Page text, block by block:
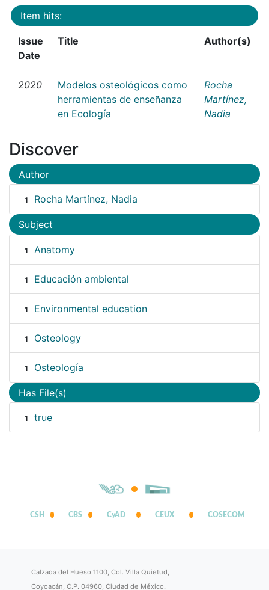
Item hits:
Issue
Date
Title Author(s)
2020
Modelos osteológicos como
herramientas de enseñanza
en Ecología
Rocha
Martínez,
Nadia
Discover
Author
1 Rocha Martínez, Nadia
Subject
1 Anatomy
1 Educación ambiental
1 Environmental education
1 Osteology
1 Osteología
Has File(s)
1 true
CSH CBS CyAD CEUX COSECOM
Calzada del Hueso 1100, Col. Villa Quietud,
Coyoacán, C.P. 04960, Ciudad de México.